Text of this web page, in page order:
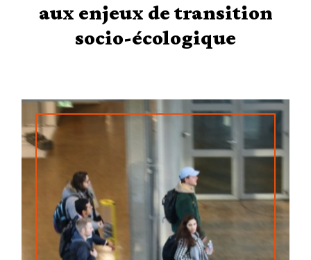
aux enjeux de transition
socio-écologique